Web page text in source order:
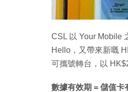
CSL 以 Your Mobile
Hello，又帶來新嘅
可攜號轉台，以
數據有效期 = 儲值卡